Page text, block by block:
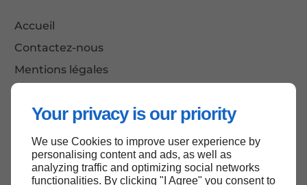
Your privacy is our priority
We use Cookies to improve user experience by
personalising content and ads, as well as
analyzing traffic and optimizing social networks
functionalities. By clicking "I Agree" you consent to
Accueil
Contactez-nous
Mentions légales
Haut de page